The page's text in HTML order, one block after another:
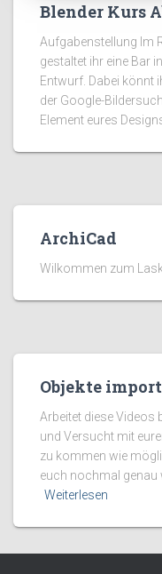
Blender Kurs
Aufgabenstellung Im
gestaltet ihr eine Bar
Entwurf. Dabei könnt
der Google-
Element eures
ArchiCad
Wilkommen zum
Objekte
Arbeitet diese Videos
und Versucht mit
zu kommen wie
euch nochmal genau
Weiterlesen